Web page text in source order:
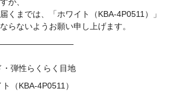
くまでは、「ホワイト（KBA-4P0511）」
らないようお願い申し上げます。
弾性らくらく目地
（KBA-4P0511）